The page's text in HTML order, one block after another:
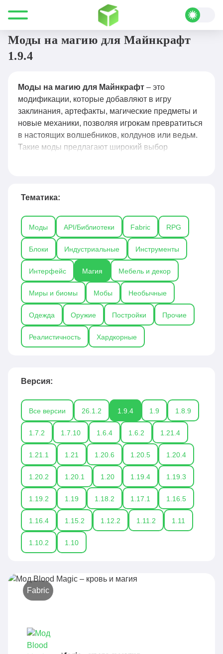
Все для Minecraft Магия
Моды на магию для Майнкрафт
1.9.4
Моды на магию для Майнкрафт – это
модификации, которые добавляют в игру
заклинания, артефакты, магические предметы и
новые механики, позволяя игрокам превратиться
в настоящих волшебников, колдунов или ведьм.
Такие моды предлагают широкий выбор
похожим на фэнтезийную RPG. Популярные
Witchery, Botania и Electroblob’s Wizardry,
добавляют уникальные магические системы,
новые биомы, мобы и возможности для крафта,
делая мир Майнкрафта ещё более атмосферным
и захватывающим.
Тематика:
Моды API/Библиотеки Fabric RPG
Блоки Индустриальные Инструменты
Интерфейс Магия Мебель и декор
Миры и биомы Мобы Необычные
Одежда Оружие Постройки Прочие
Реалистичность Хардкорные
Версия:
Все версии 26.1.2 1.9.4 1.9 1.8.9
1.7.2 1.7.10 1.6.4 1.6.2 1.21.4
1.21.1 1.21 1.20.6 1.20.5 1.20.4
1.20.2 1.20.1 1.20 1.19.4 1.19.3
1.19.2 1.19 1.18.2 1.17.1 1.16.5
1.16.4 1.15.2 1.12.2 1.11.2 1.11
1.10.2 1.10
Fabric